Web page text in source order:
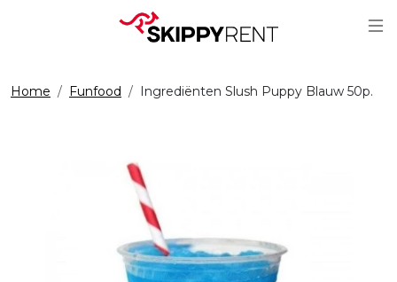
Home Funfood Ingrediënten Slush Puppy Blauw 50p.